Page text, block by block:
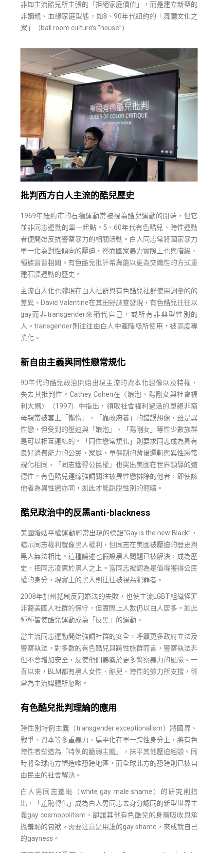
非如主流酷兒所主張的「拒絕家庭價值」，而是建立新型的
非姻親、血緣家庭型態，如8、90年代紐約的「舞廳文化之
家」（ball room culture’s “house”）
批判西方白人主流的酷兒歷史
1969年紐約市的石牆運動常被視為酷兒運動的開端，但它
並非同志運動的單一起點。5、60年代有色酷兒、跨性運動
者便開始反抗警察暴力的相關活動。白人同志常將國家暴力
單一化為對性傾向的壓迫，然而國家暴力實際上也與階級、
種族習習相關。有色酷兒批評希冀能以更為交織性的方式重
建石牆運動的歷史。
主流白人化也體現在白人社群與有色酷兒社群使用詞彙的的
差異。David Valentine在其田野調查發現，有色酷兒往往以
gay而非transgender來稱代自己，或所有非典型性別的
人。transgender則往往由白人中產階級所使用，被高度專
業化。
新自由主義與同性戀常規化
90年代的酷兒政治開始出現主流的資本化想像以及特權，
失去其批判性。Cathey Cohen在〈娘泡、陽剛女與社會福
利大媽〉（1997）中指出，領取社會福利過活的單親非裔
母親常被套上「懶惰」、「靠政府養」的錯誤想像，雖是異
性戀，但受到的壓迫與「娘泡」、「陽剛女」等性少數族群
是可以相互連結的。「同性戀常規化」則要求同志成為具有
良好消費能力的公民，家庭、單偶制的背後邏輯與異性戀常
規化相同，「同志獲得公民權」也突出美國在世界領導的道
德性。有色酷兒連線強調關注被異性戀排除的他者，即使該
他者為異性戀亦同，如此才能跳脫性別的範疇。
酷兒政治中的反黑anti-blackness
美國婚姻平權運動經常出現的標語”Gay is the new Black”，
暗示同志權利就像黑人權利，但同志在美國被壓迫的歷史與
黑人無法相比。這種論述也假設黑人問題已被解決，成為歷
史，把同志凌駕於黑人之上。當同志被認為是值得獲得公民
權的身分，現實上的黑人則往往被視為犯罪者。
2008年加州抵制反同婚法的失敗，也使主流LGBT組織怪罪
非裔美國人社群的保守，但實際上人數仍以白人居多。如此
種種皆使酷兒運動成為「反黑」的運動。
當主流同志運動開始強調社群的安全，呼籲更多政府立法及
警察執法，對多數的有色酷兒與跨性族群而言，警察執法非
但不會增加安全，反使他們暴露於更多警察暴力的風險。一
直以來，BLM都有黑人女性、酷兒、跨性的勞力所支撐，卻
常為主流媒體所忽略。
有色酷兒批判理論的應用
跨性別特例主義（transgender exceptionalism）將國界、
戰爭、資本等多重暴力，扁平化在單一跨性身分上，將有色
跨性者塑造為「特例的脆弱主體」，抹平其他壓迫經驗。同
時將全球南方塑造唯恐跨地區，而全球北方的恐跨則已被自
由民主的社會解決。
白人男同志羞恥（white gay male shame）的研究則指
出，「羞恥轉化」成為白人男同志去身分認同的新型世界主
義gay cosmopolitism，卻讓其他有色酷兒的身體吸收與承
擔羞恥的包袱。需要注意是用誰的gay shame，來成就自己
的gayness。